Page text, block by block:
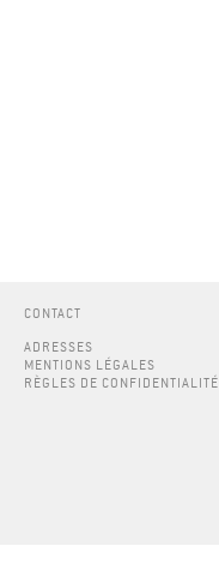
CONTACT
ADRESSES
MENTIONS LÉGALES
RÈGLES DE CONFIDENTIALITÉ